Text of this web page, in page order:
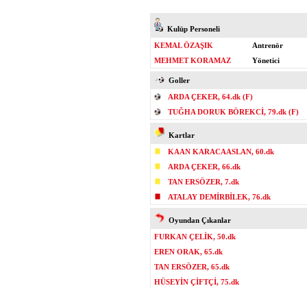
Kulüp Personeli
KEMAL ÖZAŞIK
Antrenör
MEHMET KORAMAZ
Yönetici
Goller
ARDA ÇEKER, 64.dk (F)
TUĞHA DORUK BÖREKCİ, 79.dk (F)
Kartlar
KAAN KARACAASLAN, 60.dk
ARDA ÇEKER, 66.dk
TAN ERSÖZER, 7.dk
ATALAY DEMİRBİLEK, 76.dk
Oyundan Çıkanlar
FURKAN ÇELİK, 50.dk
EREN ORAK, 65.dk
TAN ERSÖZER, 65.dk
HÜSEYİN ÇİFTÇİ, 75.dk